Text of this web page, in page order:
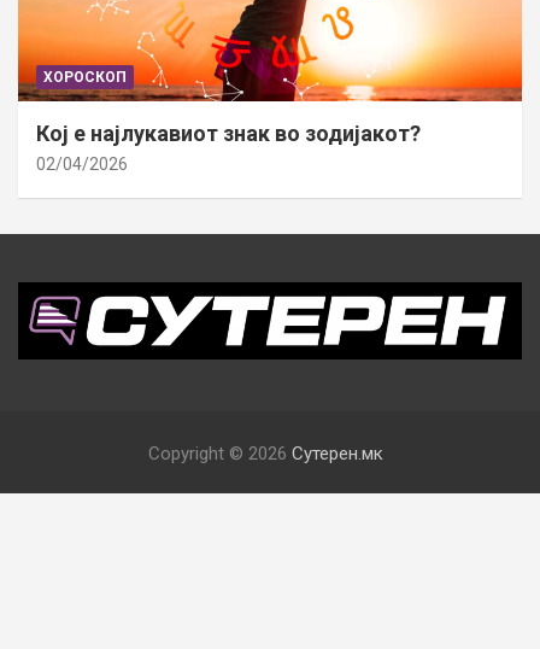
ХОРОСКОП
Кој е најлукавиот знак во зодијакот?
02/04/2026
Copyright © 2026 Сутерен.мк